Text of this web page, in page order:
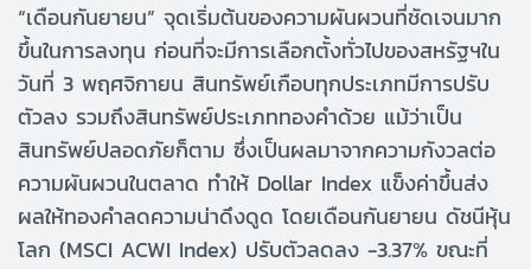
“เดือนกันยายน” จุดเริ่มต้นของความผันผวนที่ชัดเจนมาก
ขึ้นในการลงทุน ก่อนที่จะมีการเลือกตั้งทั่วไปของสหรัฐฯใน
วันที่ 3 พฤศจิกายน สินทรัพย์เกือบทุกประเภทมีการปรับ
ตัวลง รวมถึงสินทรัพย์ประเภททองคำด้วย แม้ว่าเป็น
สินทรัพย์ปลอดภัยก็ตาม ซึ่งเป็นผลมาจากความกังวลต่อ
ความผันผวนในตลาด ทำให้ Dollar Index แข็งค่าขึ้นส่ง
ผลให้ทองคำลดความน่าดึงดูด โดยเดือนกันยายน ดัชนีหุ้น
โลก (MSCI ACWI Index) ปรับตัวลดลง -3.37% ขณะที่